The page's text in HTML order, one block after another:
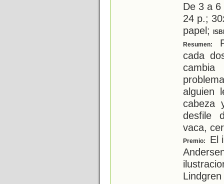
De 3 a
24 p.;
papel;
Resumen:
cada
cambia
alguien
cabeza
desfile
vaca,
Premio:
El